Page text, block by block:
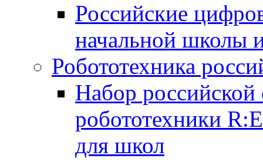
Российские
начальной школы
Робототехника
Набор российской
робототехники
для школ